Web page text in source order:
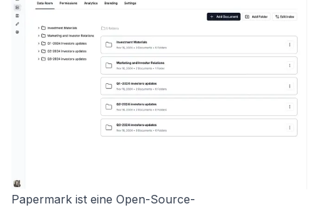
Papermark ist eine Open-Source-